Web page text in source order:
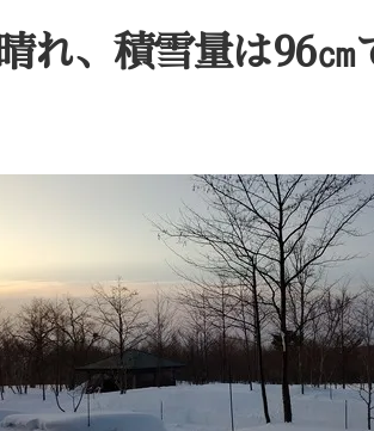
晴れ、積雪量は96㎝